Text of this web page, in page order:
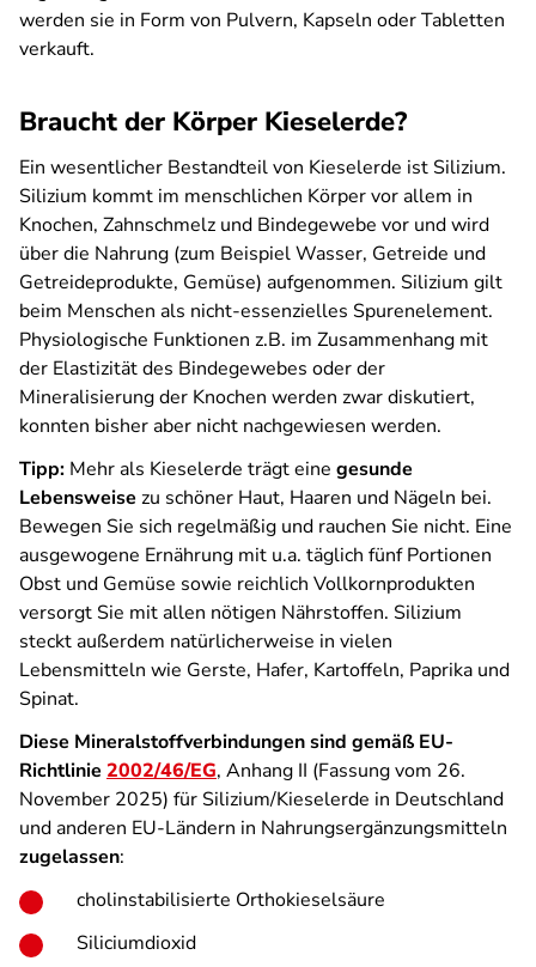
werden sie in Form von Pulvern, Kapseln oder Tabletten
verkauft.
Braucht der Körper Kieselerde?
Ein wesentlicher Bestandteil von Kieselerde ist Silizium.
Silizium kommt im menschlichen Körper vor allem in
Knochen, Zahnschmelz und Bindegewebe vor und wird
über die Nahrung (zum Beispiel Wasser, Getreide und
Getreideprodukte, Gemüse) aufgenommen. Silizium gilt
beim Menschen als nicht-essenzielles Spurenelement.
Physiologische Funktionen z.B. im Zusammenhang mit
der Elastizität des Bindegewebes oder der
Mineralisierung der Knochen werden zwar diskutiert,
konnten bisher aber nicht nachgewiesen werden.
Tipp: Mehr als Kieselerde trägt eine gesunde
Lebensweise zu schöner Haut, Haaren und Nägeln bei.
Bewegen Sie sich regelmäßig und rauchen Sie nicht. Eine
ausgewogene Ernährung mit u.a. täglich fünf Portionen
Obst und Gemüse sowie reichlich Vollkornprodukten
versorgt Sie mit allen nötigen Nährstoffen. Silizium
steckt außerdem natürlicherweise in vielen
Lebensmitteln wie Gerste, Hafer, Kartoffeln, Paprika und
Spinat.
Diese Mineralstoffverbindungen sind gemäß EU-
Richtlinie 2002/46/EG, Anhang II (Fassung vom 26.
November 2025) für Silizium/Kieselerde in Deutschland
und anderen EU-Ländern in Nahrungsergänzungsmitteln
zugelassen:
cholinstabilisierte Orthokieselsäure
Siliciumdioxid